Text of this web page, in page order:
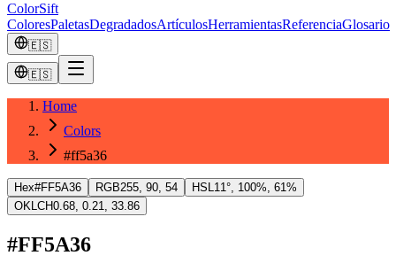
ColorSift
ColoresPaletasDegradadosArtículosHerramientasReferenciaGlosario
🇪🇸
🇪🇸
Home
Colors
#ff5a36
Hex#FF5A36 RGB255, 90, 54 HSL11°, 100%, 61%
OKLCH0.68, 0.21, 33.86
#FF5A36